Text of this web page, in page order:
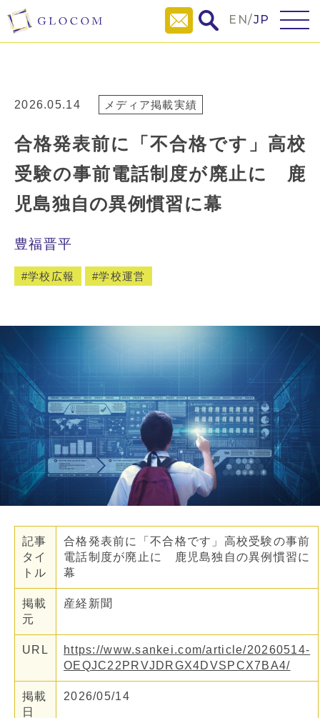
EN/JP
2026.05.14 メディア掲載実績
合格発表前に「不合格です」高校
受験の事前電話制度が廃止に 鹿
児島独自の異例慣習に幕
豊福晋平
学校広報 学校運営
記事
タイ
トル
合格発表前に「不合格です」高校受験の事前
電話制度が廃止に 鹿児島独自の異例慣習に
幕
掲載
元
産経新聞
URL
https://www.sankei.com/article/20260514-
OEQJC22PRVJDRGX4DVSPCX7BA4/
掲載
日
2026/05/14